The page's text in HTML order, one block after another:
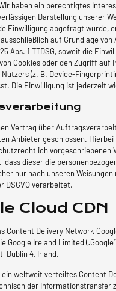
haben ein berechtigtes
Darstellung unserer
Einwilligung abgefragt wurde,
auf Grundlage von
25 Abs. 1 TTDSG, soweit die
Cookies oder den Zugriff auf
(z. B. Device-
Die Einwilligung ist jederzeit
Vertrag über
Anbieter geschlossen. Hierbei
vorgeschriebenen
dass dieser die
nur nach unseren Weisungen
DSGVO verarbeitet.
Cloud CDN
Content Delivery Network
Google Ireland Limited
Dublin 4, Irland.
ein weltweit verteiltes Content
der Informationstransfer